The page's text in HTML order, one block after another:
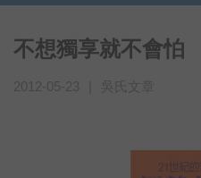
不想獨享就不會怕